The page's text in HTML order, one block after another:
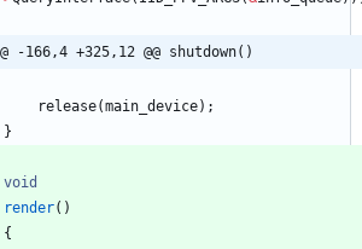
-166,4 +325,12 @@ shutdown()
release(main_device) ;
}
void
render( )
{